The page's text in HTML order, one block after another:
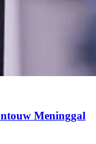
Meninggal